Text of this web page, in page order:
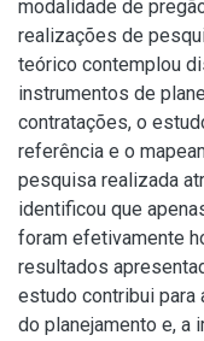
modalidade de
realizações de
teórico contemplou
instrumentos de
contratações, o
referência e o
pesquisa realizada
identificou que
foram efetivamente
resultados
estudo contribui para
do planejamento e, a